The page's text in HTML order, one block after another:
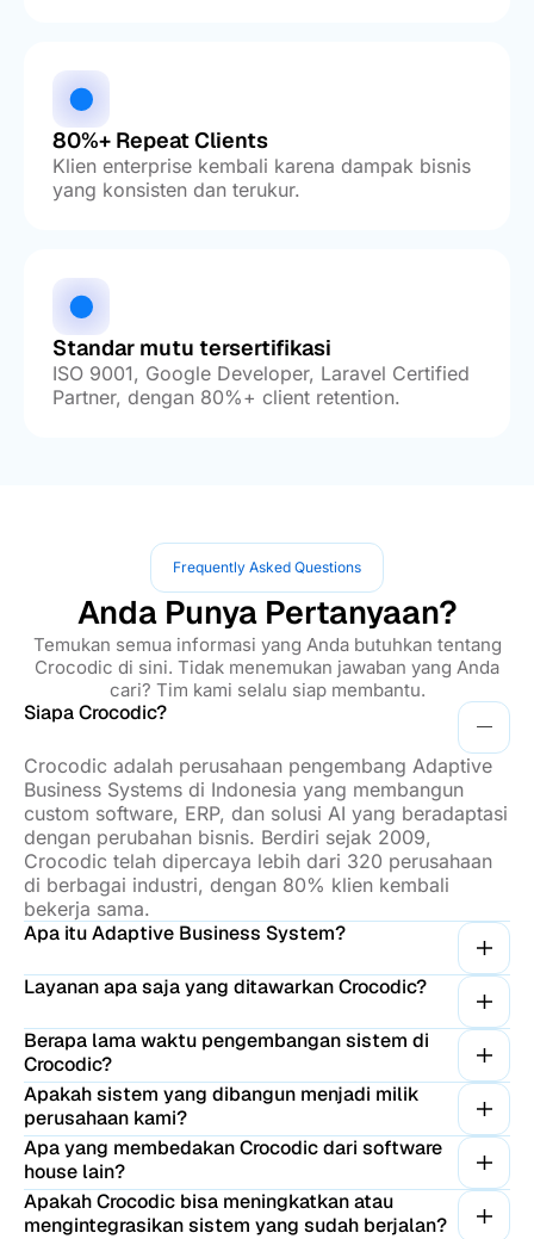
80%+ Repeat Clients
Klien enterprise kembali karena dampak bisnis
yang konsisten dan terukur.
Standar mutu tersertifikasi
ISO 9001, Google Developer, Laravel Certified
Partner, dengan 80%+ client retention.
Frequently Asked Questions
Anda Punya Pertanyaan?
Temukan semua informasi yang Anda butuhkan tentang
Crocodic di sini. Tidak menemukan jawaban yang Anda
cari? Tim kami selalu siap membantu.
Siapa Crocodic?
Crocodic adalah perusahaan pengembang Adaptive
Business Systems di Indonesia yang membangun
custom software, ERP, dan solusi AI yang beradaptasi
dengan perubahan bisnis. Berdiri sejak 2009,
Crocodic telah dipercaya lebih dari 320 perusahaan
di berbagai industri, dengan 80% klien kembali
bekerja sama.
Apa itu Adaptive Business System?
Layanan apa saja yang ditawarkan Crocodic?
Berapa lama waktu pengembangan sistem di
Crocodic?
Apakah sistem yang dibangun menjadi milik
perusahaan kami?
Apa yang membedakan Crocodic dari software
house lain?
Apakah Crocodic bisa meningkatkan atau
mengintegrasikan sistem yang sudah berjalan?